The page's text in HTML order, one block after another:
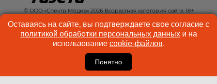
© ООО «Спектр Медиа» 2026 Возрастная категория сайта: 18+
КОНТАКТЫ
РЕКЛАМА
КУКИ-ФАЙЛЫ
ПОЛЬЗОВАТЕЛЬСКОЕ
Оставаясь на сайте, вы подтверждаете свое согласие с
политикой обработки персональных данныхи на
использование cookie-файлов.
Понятно